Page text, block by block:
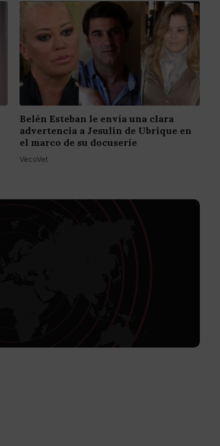
Belén Esteban le envía una clara
advertencia a Jesulín de Ubrique en
el marco de su docuserie
VecoVet